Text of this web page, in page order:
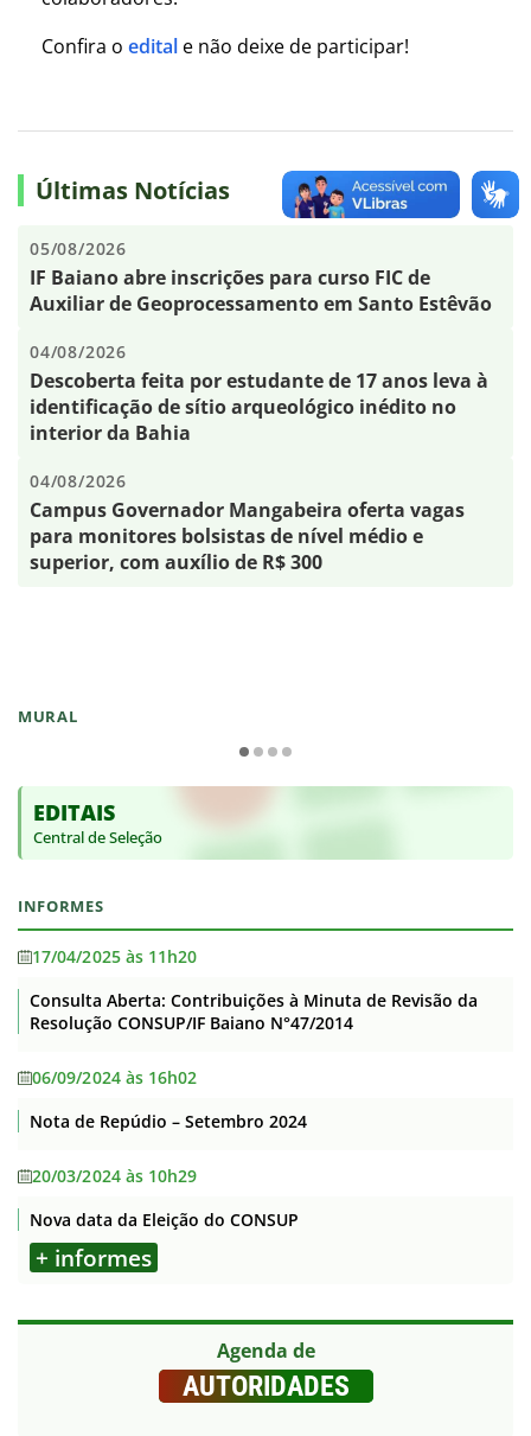
MURAL
EDITAIS
Central de Seleção
INFORMES
17/04/2025 às 11h20
Consulta Aberta: Contribuições à Minuta de Revisão da
Resolução CONSUP/IF Baiano N°47/2014
06/09/2024 às 16h02
Nota de Repúdio – Setembro 2024
20/03/2024 às 10h29
Nova data da Eleição do CONSUP
+ informes
Agenda de
AUTORIDADES
Confira o edital e não deixe de participar!
Últimas Notícias
05/08/2026
IF Baiano abre inscrições para curso FIC de
Auxiliar de Geoprocessamento em Santo Estêvão
04/08/2026
Descoberta feita por estudante de 17 anos leva à
identificação de sítio arqueológico inédito no
interior da Bahia
04/08/2026
Campus Governador Mangabeira oferta vagas
para monitores bolsistas de nível médio e
superior, com auxílio de R$ 300